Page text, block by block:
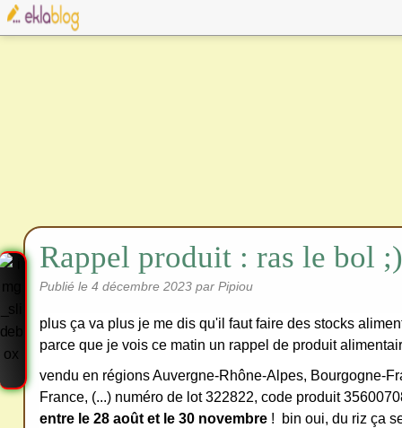
Rappel produit : ras le bol ;)
Publié le 4 décembre 2023 par Pipiou
plus ça va plus je me dis qu'il faut faire des stocks
parce que je vois ce matin un rappel de produit
vendu en régions Auvergne-Rhône-Alpes, Bourgogne-
France, (...) numéro de lot 322822, code produit
entre le 28 août et le 30 novembre ! bin oui, du riz ça